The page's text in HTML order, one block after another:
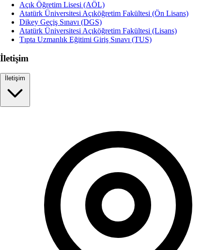
Açık Öğretim Lisesi (AÖL)
Atatürk Üniversitesi Açıköğretim Fakültesi (Ön Lisans)
Dikey Geçiş Sınavı (DGS)
Atatürk Üniversitesi Açıköğretim Fakültesi (Lisans)
Tıpta Uzmanlık Eğitimi Giriş Sınavı (TUS)
İletişim
İletişim